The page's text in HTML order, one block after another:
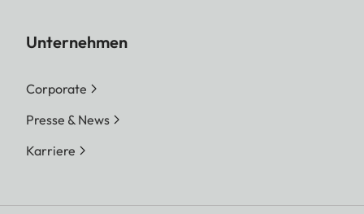
Unternehmen
Corporate
Presse & News
Karriere